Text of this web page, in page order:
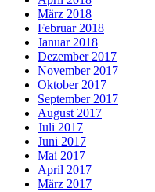
März 2018
Februar 2018
Januar 2018
Dezember 2017
November 2017
Oktober 2017
September 2017
August 2017
Juli 2017
Juni 2017
Mai 2017
April 2017
März 2017